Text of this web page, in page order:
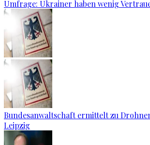
Umfrage: Ukrainer haben wenig
Bundesanwaltschaft ermittelt zu
Leipzig